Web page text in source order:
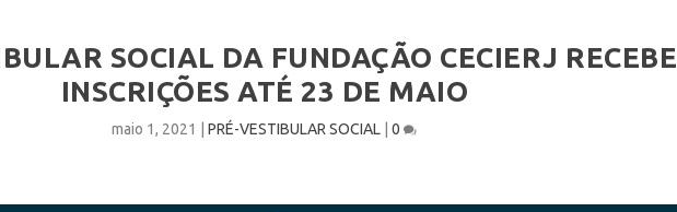
SOCIAL DA FUNDAÇÃO CECIERJ RECEBE
INSCRIÇÕES ATÉ 23 DE MAIO
maio 1, 2021 |PRÉ-VESTIBULAR SOCIAL |0